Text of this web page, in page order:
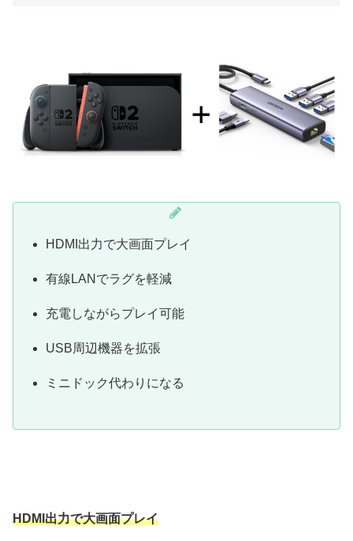
HDMI出力で大画面プレイ
有線LANでラグを軽減
充電しながらプレイ可能
USB周辺機器を拡張
ミニドック代わりになる
HDMI出力で大画面プレイ